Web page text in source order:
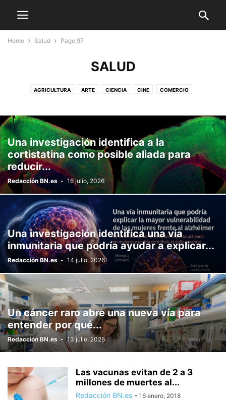
Home Salud Page 97
SALUD
AGRICULTURA ARTE CIENCIA CINE COMERCIO
CULTURA Y EDUCACIÓN DEPORTES DISCAPACIDAD
ECONOMÍA/EMPRESA ENTREVISTAS
EVENTOS FILOSOFÍA FORMACI FORMACIÓN FOTOGRAFÍA
GASTRONOMÍA I + D INFANCIA INVESTIGACIÓN LA FRASE
MEDIO AMBIENTE MUJER MULTIMEDIA NACIONAL OCIO
PERSONAS PREMIOS SALUD SEGURIDAD TEATRO TURISMO
Una investigación identifica a la
cortistatina como posible aliada para
reducir...
Redacción BN.es - 16 julio, 2026
Una investigación identifica una vía
inmunitaria que podría ayudar a explicar...
Redacción BN.es - 14 julio, 2026
Un cáncer raro abre una nueva vía para
entender por qué...
Redacción BN.es - 13 julio, 2026
Las vacunas evitan de 2 a 3
millones de muertes al...
Redacción BN.es - 16 enero, 2018